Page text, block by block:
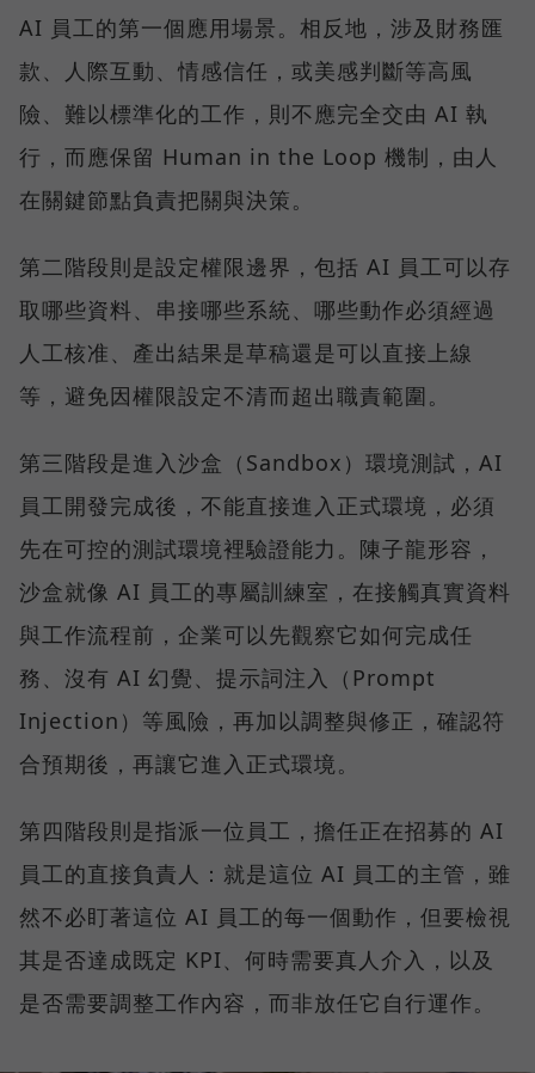
AI 員工的第一個應用場景。相反地，涉及財務匯
款、人際互動、情感信任，或美感判斷等高風
險、難以標準化的工作，則不應完全交由 AI 執
行，而應保留 Human in the Loop 機制，由人
在關鍵節點負責把關與決策。
第二階段則是設定權限邊界，包括 AI 員工可以存
取哪些資料、串接哪些系統、哪些動作必須經過
人工核准、產出結果是草稿還是可以直接上線
等，避免因權限設定不清而超出職責範圍。
第三階段是進入沙盒（Sandbox）環境測試，AI
員工開發完成後，不能直接進入正式環境，必須
先在可控的測試環境裡驗證能力。陳子龍形容，
沙盒就像 AI 員工的專屬訓練室，在接觸真實資料
與工作流程前，企業可以先觀察它如何完成任
務、沒有 AI 幻覺、提示詞注入（Prompt
Injection）等風險，再加以調整與修正，確認符
合預期後，再讓它進入正式環境。
第四階段則是指派一位員工，擔任正在招募的 AI
員工的直接負責人：就是這位 AI 員工的主管，雖
然不必盯著這位 AI 員工的每一個動作，但要檢視
其是否達成既定 KPI、何時需要真人介入，以及
是否需要調整工作內容，而非放任它自行運作。